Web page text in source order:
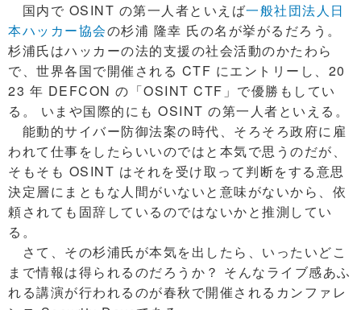
国内で OSINT の第一人者といえば一般社団法人日
本ハッカー協会の杉浦 隆幸 氏の名が挙がるだろう。
杉浦氏はハッカーの法的支援の社会活動のかたわら
で、世界各国で開催される CTF にエントリーし、20
23 年 DEFCON の「OSINT CTF」で優勝もしてい
る。 いまや国際的にも OSINT の第一人者といえる。
能動的サイバー防御法案の時代、そろそろ政府に雇
われて仕事をしたらいいのではと本気で思うのだが、
そもそも OSINT はそれを受け取って判断をする意思
決定層にまともな人間がいないと意味がないから、依
頼されても固辞しているのではないかと推測してい
る。
さて、その杉浦氏が本気を出したら、いったいどこ
まで情報は得られるのだろうか？ そんなライブ感あふ
れる講演が行われるのが春秋で開催されるカンファレ